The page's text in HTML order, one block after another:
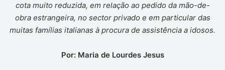
cota muito reduzida, em relação ao pedido da mão-de-
obra estrangeira, no sector privado e em particular das
muitas famílias italianas à procura de assistência a idosos.
Por: Maria de Lourdes Jesus